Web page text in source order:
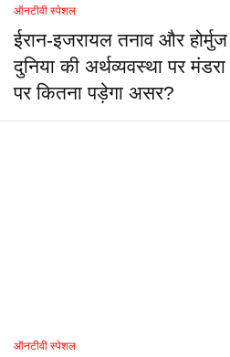
ऑनटीवी स्पेशल
ईरान-इजरायल तनाव और
दुनिया की अर्थव्यवस्था पर
पर कितना पड़ेगा असर?
ऑनटीवी स्पेशल